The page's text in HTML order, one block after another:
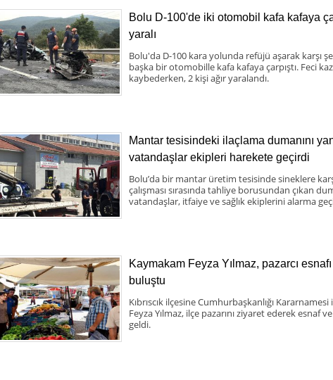
Bolu D-100'de iki otomobil kafa kafaya
yaralı
Bolu'da D-100 kara yolunda refüjü aşarak karşı
başka bir otomobille kafa kafaya çarpıştı. Feci
kaybederken, 2 kişi ağır yaralandı.
Mantar tesisindeki ilaçlama dumanını
vatandaşlar ekipleri harekete geçirdi
Bolu’da bir mantar üretim tesisinde sineklere
çalışması sırasında tahliye borusundan çıkan
vatandaşlar, itfaiye ve sağlık ekiplerini alarma
Kaymakam Feyza Yılmaz, pazarcı
buluştu
Kıbrıscık ilçesine Cumhurbaşkanlığı
Feyza Yılmaz, ilçe pazarını ziyaret ederek esnaf
geldi.